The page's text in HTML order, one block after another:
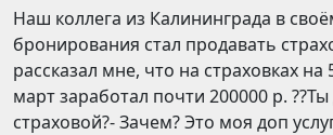
Наш коллега из Калининграда в
бронирования стал продавать
рассказал мне, что на страховках на
март заработал почти 200000 р.
страховой?- Зачем? Это моя доп